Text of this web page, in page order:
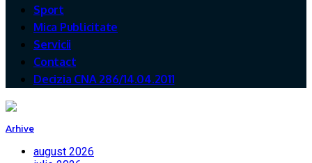
Sport
Mica Publicitate
Servicii
Contact
Decizia CNA 286/14.04.2011
Arhive
august 2026